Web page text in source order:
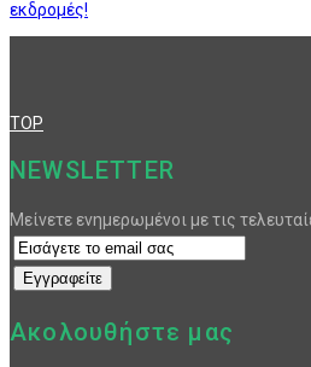
εκδρομές!
TOP
NEWSLETTER
Μείνετε ενημερωμένοι με τις
Ακολουθήστε μας